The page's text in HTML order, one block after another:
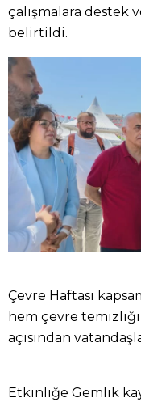
çalışmalara destek
belirtildi.
Çevre Haftası
hem çevre
açısından
Etkinliğe Gemlik